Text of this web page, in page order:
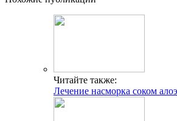
Читайте также:
Лечение насморка соком алоэ